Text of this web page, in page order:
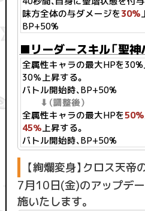
味方全体の与ダメージを30%
BP+50%
■リーダースキル「聖神
全属性キャラの最大HPを30%
30％上昇する。
バトル開始時、BP+50%
⬇︎（調整後）
全属性キャラの最大HPを50%
45％上昇する。
バトル開始時、BP+50%
【絢爛変身】クロス天
7月10日(金)のアップデー
施いたします。